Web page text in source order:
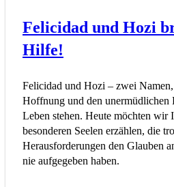
Felicidad und Hozi
Hilfe!
Felicidad und Hozi – zwei
Hoffnung und den unermüdlichen
Leben stehen. Heute möchten wir
besonderen Seelen erzählen, die
Herausforderungen den Glauben
nie aufgegeben haben.